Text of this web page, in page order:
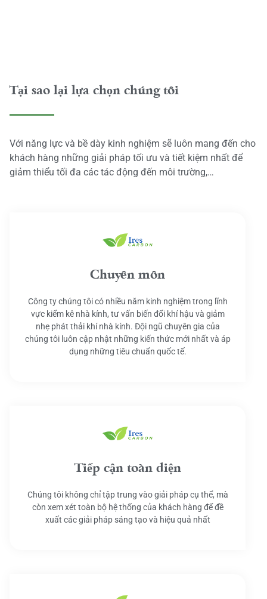
Tại sao lại lựa chọn chúng tôi
Với năng lực và bề dày kinh nghiệm sẽ luôn mang đến cho
khách hàng những giải pháp tối ưu và tiết kiệm nhất để
giảm thiểu tối đa các tác động đến môi trường,…
Chuyên môn
Công ty chúng tôi có nhiều năm kinh nghiệm trong lĩnh
vực kiểm kê nhà kính, tư vấn biến đổi khí hậu và giảm
nhẹ phát thải khí nhà kính. Đội ngũ chuyên gia của
chúng tôi luôn cập nhật những kiến thức mới nhất và áp
dụng những tiêu chuẩn quốc tế.
Tiếp cận toàn diện
Chúng tôi không chỉ tập trung vào giải pháp cụ thể, mà
còn xem xét toàn bộ hệ thống của khách hàng để đề
xuất các giải pháp sáng tạo và hiệu quả nhất